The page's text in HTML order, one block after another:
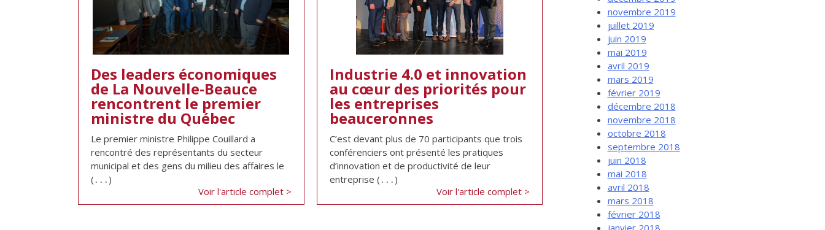
Des leaders économiques
de La Nouvelle-Beauce
rencontrent le premier
ministre du Québec
Le premier ministre Philippe Couillard a
rencontré des représentants du secteur
municipal et des gens du milieu des affaires le
(․․․)
Voir l'article complet >
Industrie 4.0 et innovation
au cœur des priorités pour
les entreprises
beauceronnes
C’est devant plus de 70 participants que trois
conférenciers ont présenté les pratiques
d’innovation et de productivité de leur
entreprise (․․․)
Voir l'article complet >
novembre 2019
juillet 2019
juin 2019
mai 2019
avril 2019
mars 2019
février 2019
décembre 2018
novembre 2018
octobre 2018
septembre 2018
juin 2018
mai 2018
avril 2018
mars 2018
février 2018
janvier 2018